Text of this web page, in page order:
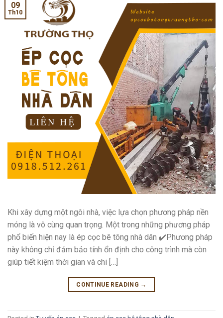
09
Th10
Khi xây dựng một ngôi nhà, việc lựa chọn phương pháp nền
móng là vô cùng quan trọng. Một trong những phương pháp
phổ biến hiện nay là ép cọc bê tông nhà dân ✔️Phương pháp
này không chỉ đảm bảo tính ổn định cho công trình mà còn
giúp tiết kiệm thời gian và chi […]
CONTINUE READING →